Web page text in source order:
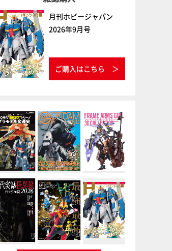
月刊ホビージャパン
2026年9月号
ご購入はこちら